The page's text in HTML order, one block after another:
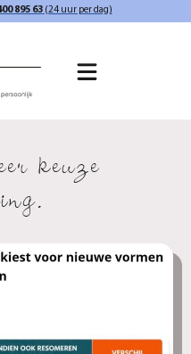
895 63(24 uur per dag)
keuze